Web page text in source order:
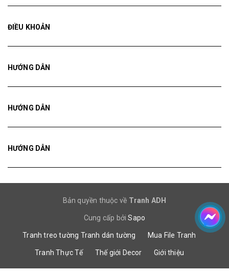
ĐIỀU KHOẢN
HƯỚNG DẪN
HƯỚNG DẪN
HƯỚNG DẪN
Bản quyền thuộc về Tranh ADH
Cung cấp bởiSapo
Tranh treo tường Tranh dán tường Mua File Tranh
Tranh Thực Tế Thế giới Decor Giới thiệu